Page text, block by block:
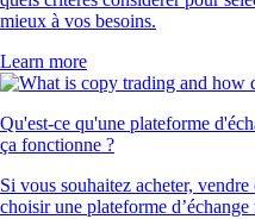
mieux à vos besoins.
Learn more
Qu'est-ce qu'une plateforme
ça fonctionne ?
Si vous souhaitez acheter,
choisir une plateforme